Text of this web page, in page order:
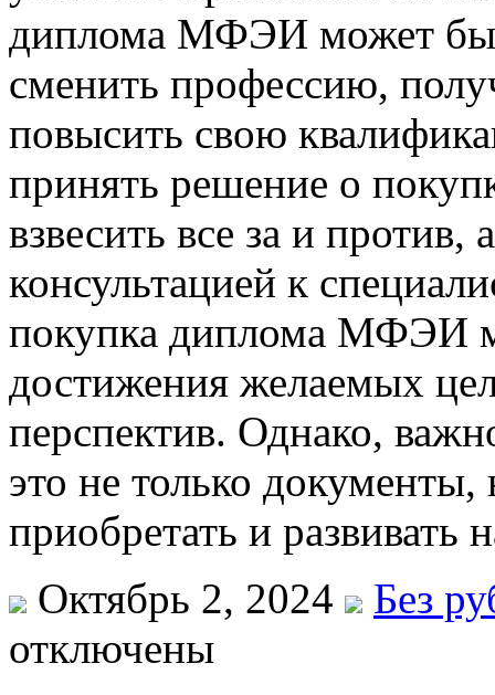
диплома МФЭИ может
сменить профессию,
повысить свою
принять решение о
взвесить все за и против,
консультацией к
покупка диплома МФЭИ
достижения желаемых
перспектив. Однако,
это не только
приобретать и
Октябрь 2, 2024
Без
отключены